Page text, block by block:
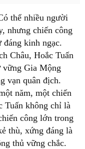
thể nhiều người
nhưng chiến công
đáng kinh ngạc.
Châu, Hoắc Tuấn
vững Gia Mộng
vạn quân địch.
năm, một chiến
Tuấn không chỉ là
công lớn trong
thù, xứng đáng là
thủ vững chắc.